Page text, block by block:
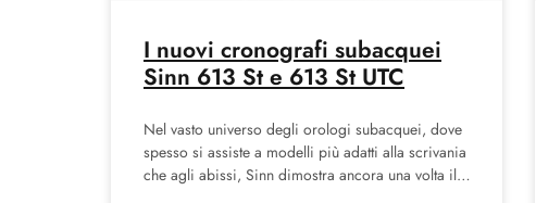
I nuovi cronografi subacquei
Sinn 613 St e 613 St UTC
Nel vasto universo degli orologi subacquei, dove
spesso si assiste a modelli più adatti alla scrivania
che agli abissi, Sinn dimostra ancora una volta il